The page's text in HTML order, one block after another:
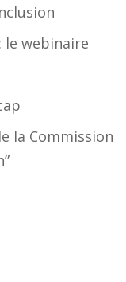
le webinaire
la Commission